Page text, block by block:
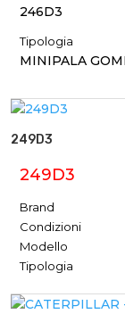
246D3
Tipologia
MINIPALA
249D3
249D3
Brand
Condizioni
Modello
Tipologia